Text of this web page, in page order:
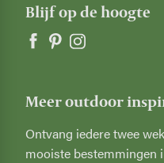
Blijf op de hoogte
Meer outdoor
Ontvang iedere twee
mooiste bestemmingen